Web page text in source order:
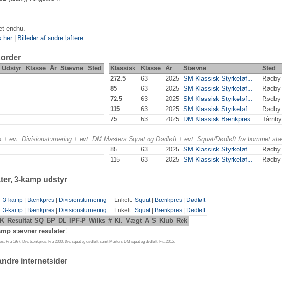
endnu.
her| Billeder af andre løftere
Udstyr Klasse År Stævne Sted Klassisk Klasse År Stævne
Sted
272.5 63 2025 SM Klassisk Styrkeløf...
Rødby
85 63 2025 SM Klassisk Styrkeløf...
Rødby
72.5 63 2025 SM Klassisk Styrkeløf...
Rødby
115 63 2025 SM Klassisk Styrkeløf...
Rødby
75 63 2025 DM Klassisk Bænkpres
+ evt. Divisionsturnering + evt. DM Masters Squat og Dødløft + evt. Squat/Dødløft fra bommet
85 63 2025 SM Klassisk Styrkeløf...
Rødby
115 63 2025 SM Klassisk Styrkeløf... Rødby
3-kamp udstyr
3-kamp Bænkpres Divisionsturnering Enkelt: Squat| Bænkpres
Dødløft
3-kamp Bænkpres Divisionsturnering Enkelt: Squat| Bænkpres Dødløft
K Resultat SQ BP DL IPF-P Wilks # Kl. Vægt A S Klub Rek
stævner resulater!
Fra 1997. Div. bænkpres: Fra 2000. Div. squat og dødløft, samt Masters DM squat og dødløft: Fra 2015.
internetsider